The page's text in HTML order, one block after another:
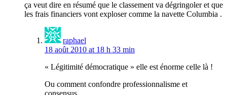
ça veut dire en résumé que le classement va dégringoler et que
les frais financiers vont exploser comme la navette Columbia .
raphael
18 août 2010 at 18 h 33 min
« Légitimité démocratique » elle est énorme celle là !
Ou comment confondre professionnalisme et